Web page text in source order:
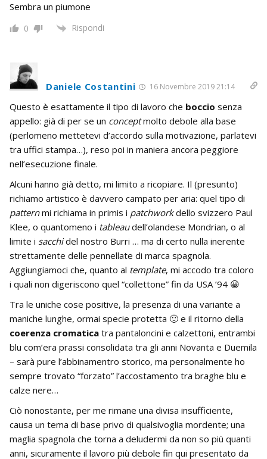
Sembra un piumone
0 Rispondi
Daniele Costantini 16 Novembre 2019 21:14
Questo è esattamente il tipo di lavoro che boccio senza
appello: già di per se un conceptmolto debole alla base
(perlomeno mettetevi d’accordo sulla motivazione, parlatevi
tra uffici stampa…), reso poi in maniera ancora peggiore
nell’esecuzione finale.
Alcuni hanno già detto, mi limito a ricopiare. Il (presunto)
richiamo artistico è davvero campato per aria: quel tipo di
patternmi richiama in primis i patchworkdello svizzero Paul
Klee, o quantomeno i tableaudell’olandese Mondrian, o al
limite i sacchidel nostro Burri … ma di certo nulla inerente
strettamente delle pennellate di marca spagnola.
Aggiungiamoci che, quanto al template, mi accodo tra coloro
i quali non digeriscono quel “collettone” fin da USA ’94 😀
Tra le uniche cose positive, la presenza di una variante a
maniche lunghe, ormai specie protetta 🙂 e il ritorno della
coerenza cromatica tra pantaloncini e calzettoni, entrambi
blu com’era prassi consolidata tra gli anni Novanta e Duemila
– sarà pure l’abbinamentro storico, ma personalmente ho
sempre trovato “forzato” l’accostamento tra braghe blu e
calze nere…
Ciò nonostante, per me rimane una divisa insufficiente,
causa un tema di base privo di qualsivoglia mordente; una
maglia spagnola che torna a deludermi da non so più quanti
anni, sicuramente il lavoro più debole fin qui presentato da